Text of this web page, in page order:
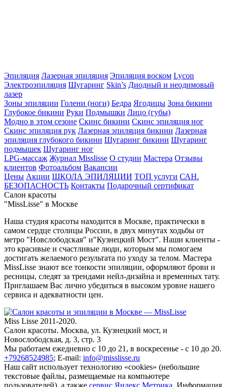
Эпиляция Лазерная эпиляция Эпиляция воском Lycon
Электроэпиляция Шугаринг Skin’s Диодный и неодимовый
лазер
Зоны эпиляции Голени (ноги) Бедра Ягодицы Зона бикини
Глубокое бикини Руки Подмышки Лицо (губы)
Модно в этом сезоне Скинс бикини Скинс эпиляция ног
Скинс эпиляция рук Лазерная эпиляция бикини Лазерная
эпиляция глубокого бикини Шугаринг бикини Шугаринг
подмышек Шугаринг ног
LPG-массаж Журнал Misslisse О студии Мастера Отзывы
клиентов Фотоальбом Вакансии
Цены Акции ШКОЛА ЭПИЛЯЦИИ ТОП услуги САН.
БЕЗОПАСНОСТЬ Контакты Подарочный сертификат
Салон красоты
"MissLisse" в Москве
Наша студия красоты находится в Москве, практически в
самом сердце столицы России, в двух минутах ходьбы от
метро "Новслободская" и"Кузнецкий Мост". Наши клиенты -
это красивые и счастливые люди, которым мы помогаем
достигать желаемого результата по уходу за телом. Мастера
MissLisse знают все тонкости эпиляции, оформляют брови и
ресницы, следят за трендами нейл-дизайна и временных тату.
Приглашаем Вас лично убедиться в высоком уровне нашего
сервиса и адекватности цен.
Miss Lisse 2011-2020.
Салон красоты. Москва, ул. Кузнецкий мост, и
Новослободская, д. 3, стр. 3
Мы работаем ежедневно с 10 до 21, в воскресенье - с 10 до 20.
+79268524985; E-mail: info@misslisse.ru
Наш сайт использует технологию «cookies» (небольшие
текстовые файлы, размещаемые на компьютере